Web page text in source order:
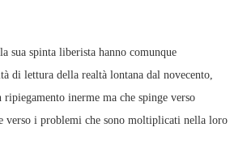
sua spinta liberista hanno comunque
di lettura della realtà lontana dal novecento,
inerme ma che spinge verso
verso i problemi che sono moltiplicati nella loro